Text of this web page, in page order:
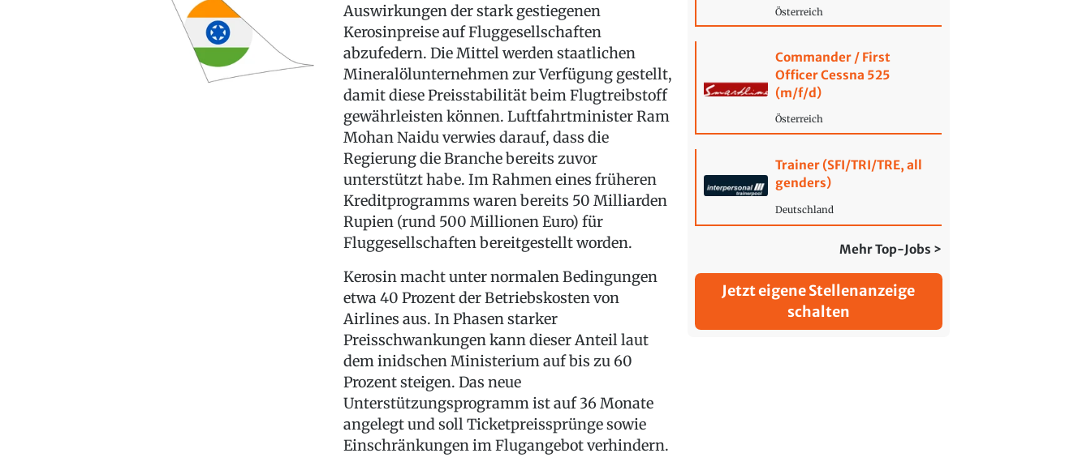
Auswirkungen der stark gestiegenen
Kerosinpreise auf Fluggesellschaften
abzufedern. Die Mittel werden staatlichen
Mineralölunternehmen zur Verfügung gestellt,
damit diese Preisstabilität beim Flugtreibstoff
gewährleisten können. Luftfahrtminister Ram
Mohan Naidu verwies darauf, dass die
Regierung die Branche bereits zuvor
unterstützt habe. Im Rahmen eines früheren
Kreditprogramms waren bereits 50 Milliarden
Rupien (rund 500 Millionen Euro) für
Fluggesellschaften bereitgestellt worden.
Kerosin macht unter normalen Bedingungen
etwa 40 Prozent der Betriebskosten von
Airlines aus. In Phasen starker
Preisschwankungen kann dieser Anteil laut
dem inidschen Ministerium auf bis zu 60
Prozent steigen. Das neue
Unterstützungsprogramm ist auf 36 Monate
angelegt und soll Ticketpreissprünge sowie
Einschränkungen im Flugangebot verhindern.
Österreich
Commander / First
Officer Cessna 525
(m/f/d)
Österreich
Trainer (SFI/TRI/TRE, all
genders)
Deutschland
Mehr Top-Jobs >
Jetzt eigene Stellenanzeige
schalten